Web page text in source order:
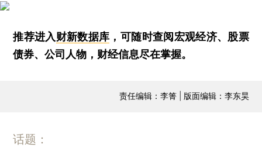
推荐进入财新数据库 ，可随时查阅宏观经济、股票
债券、公司人物，财经信息尽在掌握。
责任编辑：李箐 | 版面编辑：李东昊
话题：